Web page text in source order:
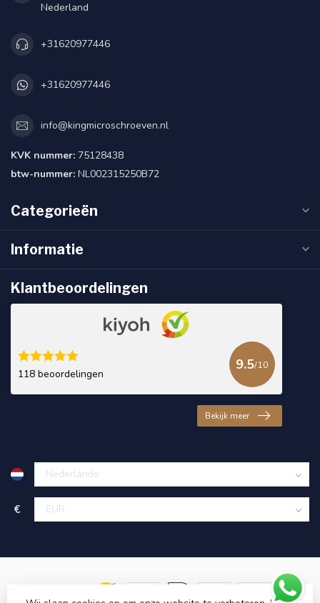
Nederland
+31620977446
+31620977446
info@kingmicroschroeven.nl
KVK nummer: 75128438
btw-nummer: NL002315250B72
Categorieën
Informatie
Klantbeoordelingen
118 beoordelingen
9.5/10
Bekijk meer
€